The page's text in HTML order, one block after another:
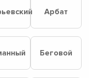
Арбат
Беговой